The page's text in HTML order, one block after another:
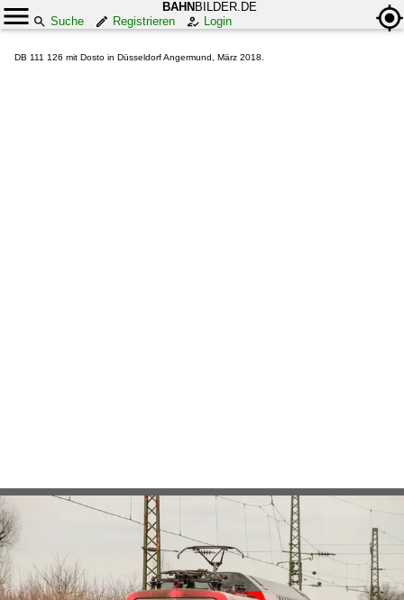
BAHN BILDER.DE
Suche
Registrieren Login
DB 111 126 mit Dosto in Düsseldorf Angermund, März 2018.